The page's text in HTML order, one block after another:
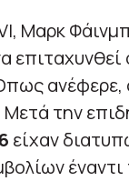
Μαρκ
ανέφερε,
την
είχαν